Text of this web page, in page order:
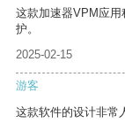
这款加速器VPM应
护。
2025-02-15
游客
这款软件的设计非常